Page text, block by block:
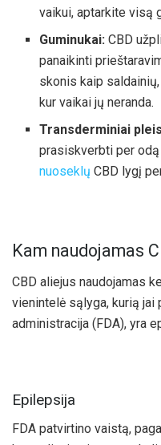
vaikui, aptarkite visą
Guminukai: CBD
panaikinti
skonis kaip
kur vaikai jų neranda.
Transderminiai
prasiskverbti per
nuoseklų CBD lygį
Kam naudojamas
CBD aliejus naudojamas
vienintelė sąlyga, kurią
administracija (FDA), yra
Epilepsija
FDA patvirtino vaistą,